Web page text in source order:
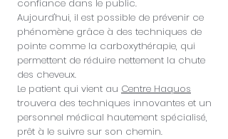
confiance dans le public.
Aujourd'hui, il est possible de prévenir ce
phénomène grâce à des techniques de
pointe comme la carboxythérapie, qui
permettent de réduire nettement la chute
des cheveux.
Le patient qui vient au Centre Haquos
trouvera des techniques innovantes et un
personnel médical hautement spécialisé,
prêt à le suivre sur son chemin.